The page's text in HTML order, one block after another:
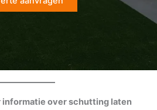
informatie over schutting laten